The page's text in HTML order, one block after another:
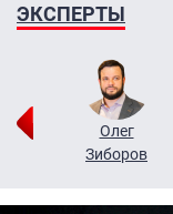
ЭКСПЕРТЫ
Олег
Зиборов